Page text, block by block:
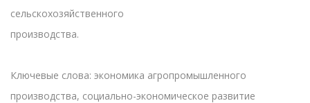
сельскохозяйственного
производства.
Ключевые слова: экономика агропромышленного
производства, социально-экономическое развитие